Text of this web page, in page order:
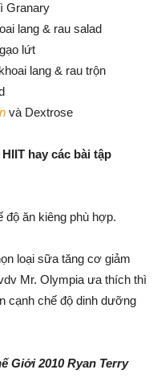
Granary
lang & rau salad
lứt
lang & rau trộn
và Dextrose
hay các bài tập
ăn kiêng phù hợp.
loại sữa tăng cơ giảm
Mr. Olympia ưa thích thì
cạnh chế độ dinh dưỡng
Giới 2010 Ryan Terry